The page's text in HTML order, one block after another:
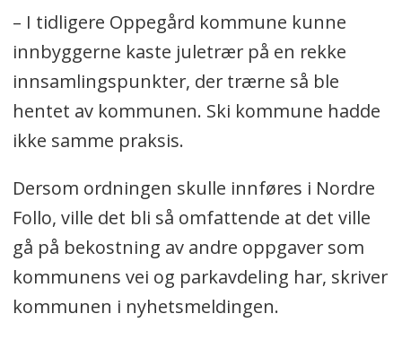
– I tidligere Oppegård kommune kunne
innbyggerne kaste juletrær på en rekke
innsamlingspunkter, der trærne så ble
hentet av kommunen. Ski kommune hadde
ikke samme praksis.
Dersom ordningen skulle innføres i Nordre
Follo, ville det bli så omfattende at det ville
gå på bekostning av andre oppgaver som
kommunens vei og parkavdeling har, skriver
kommunen i nyhetsmeldingen.